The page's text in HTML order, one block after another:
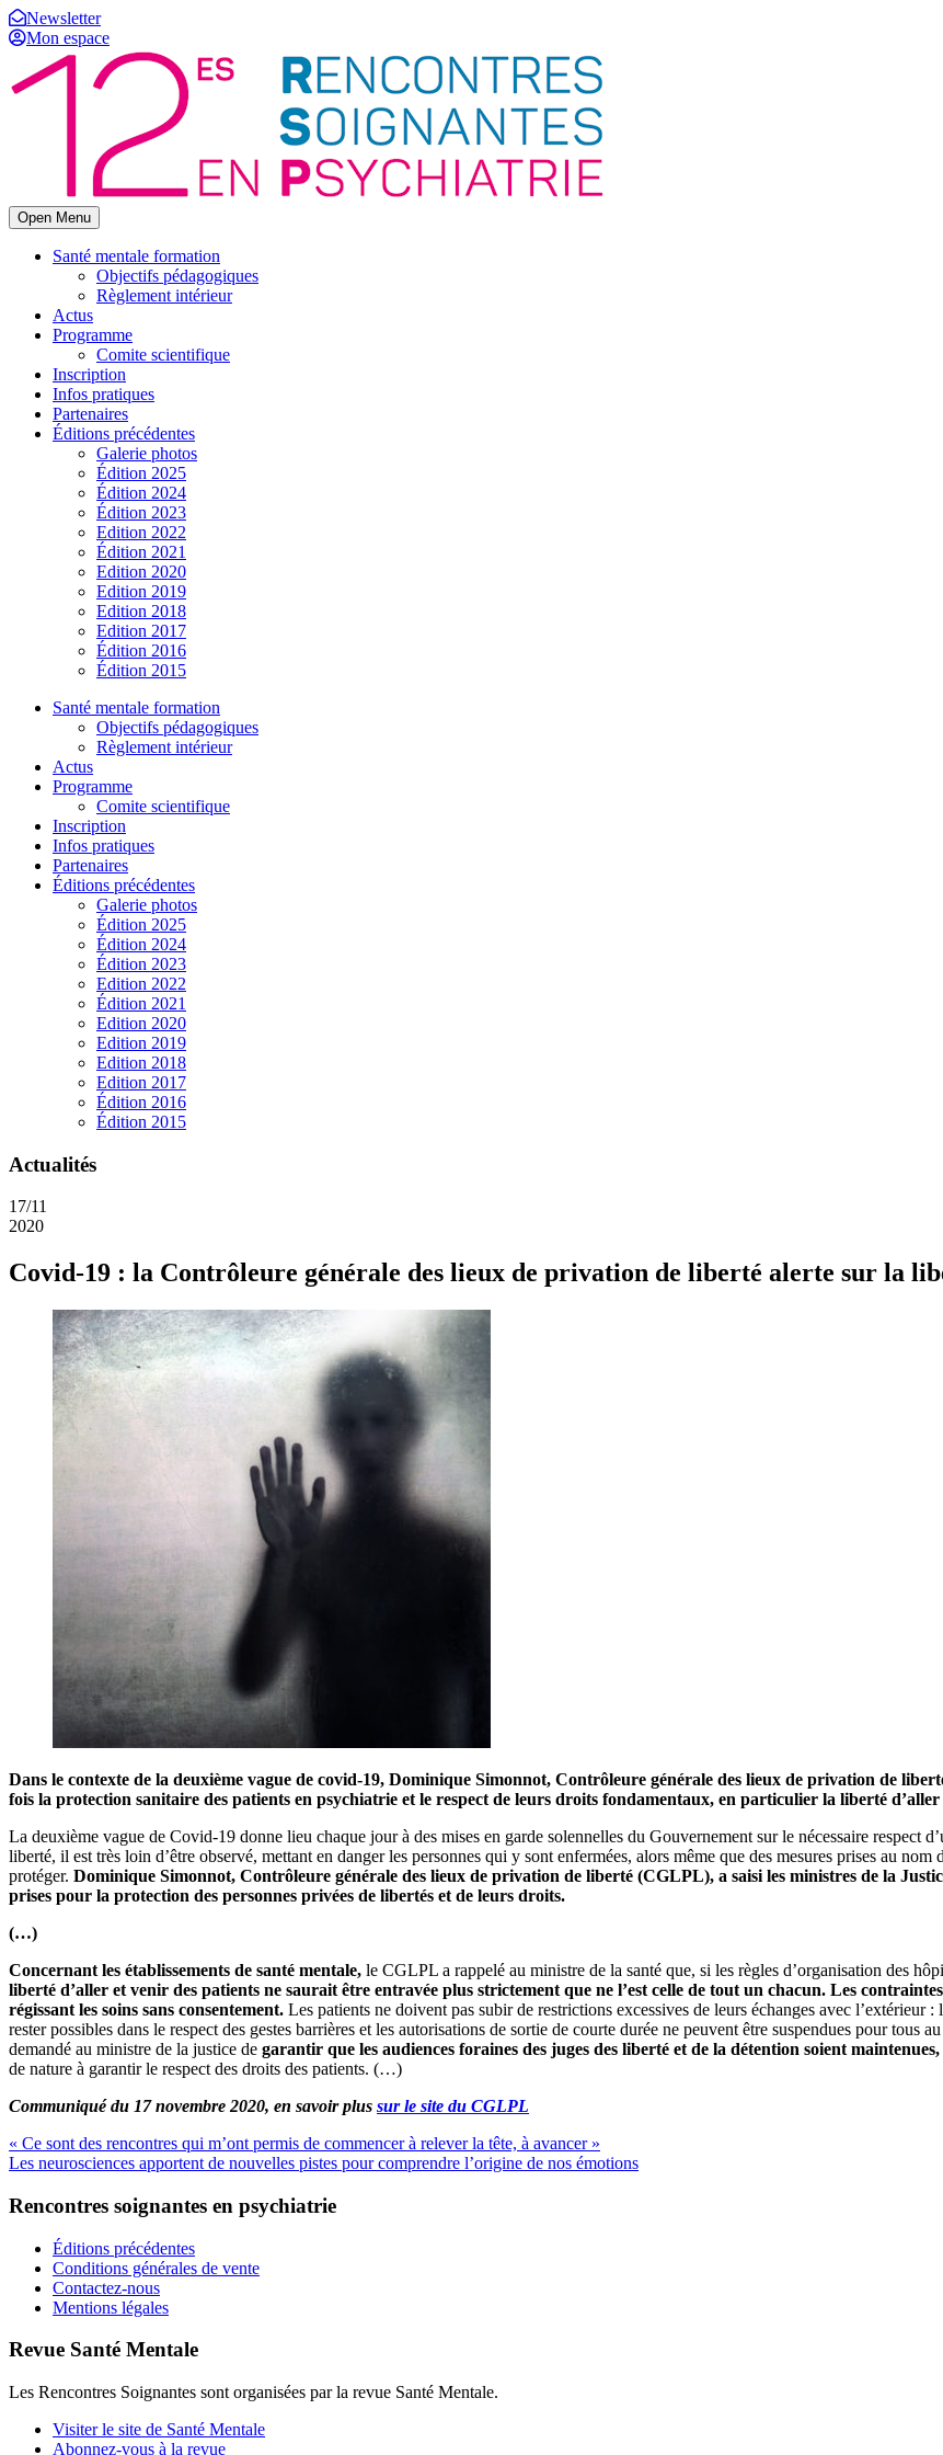
Newsletter
Mon espace
Open Menu
Santé mentale formation
Objectifs pédagogiques
Règlement intérieur
Actus
Programme
Comite scientifique
Inscription
Infos pratiques
Partenaires
Éditions précédentes
Galerie photos
Édition 2025
Édition 2024
Édition 2023
Edition 2022
Édition 2021
Edition 2020
Edition 2019
Edition 2018
Edition 2017
Édition 2016
Édition 2015
Santé mentale formation
Objectifs pédagogiques
Règlement intérieur
Actus
Programme
Comite scientifique
Inscription
Infos pratiques
Partenaires
Éditions précédentes
Galerie photos
Édition 2025
Édition 2024
Édition 2023
Edition 2022
Édition 2021
Edition 2020
Edition 2019
Edition 2018
Edition 2017
Édition 2016
Édition 2015
Actualités
17/11
2020
Covid-19 : la Contrôleure générale des lieux de privation de liberté alerte sur la
Dans le contexte de la deuxième vague de covid-19, Dominique Simonnot, Contrôleure générale des lieux de privation de
fois la protection sanitaire des patients en psychiatrie et le respect de leurs droits fondamentaux, en particulier la liberté
La deuxième vague de Covid-19 donne lieu chaque jour à des mises en garde solennelles du Gouvernement sur le nécessaire respect
liberté, il est très loin d’être observé, mettant en danger les personnes qui y sont enfermées, alors même que des mesures prises au
protéger. Dominique Simonnot, Contrôleure générale des lieux de privation de liberté (CGLPL), a saisi les ministres de la
prises pour la protection des personnes privées de libertés et de leurs droits.
(…)
Concernant les établissements de santé mentale, le CGLPL a rappelé au ministre de la santé que, si les règles d’organisation des
liberté d’aller et venir des patients ne saurait être entravée plus strictement que ne l’est celle de tout un chacun. Les
régissant les soins sans consentement. Les patients ne doivent pas subir de restrictions excessives de leurs échanges avec l’extérieur
rester possibles dans le respect des gestes barrières et les autorisations de sortie de courte durée ne peuvent être suspendues pour
demandé au ministre de la justice de garantir que les audiences foraines des juges des liberté et de la détention soient maintenues,
de nature à garantir le respect des droits des patients. (…)
Communiqué du 17 novembre 2020, en savoir plus sur le site du CGLPL
« Ce sont des rencontres qui m’ont permis de commencer à relever la tête, à avancer »
Les neurosciences apportent de nouvelles pistes pour comprendre l’origine de nos émotions
Rencontres soignantes en psychiatrie
Éditions précédentes
Conditions générales de vente
Contactez-nous
Mentions légales
Revue Santé Mentale
Les Rencontres Soignantes sont organisées par la revue Santé Mentale.
Visiter le site de Santé Mentale
Abonnez-vous à la revue